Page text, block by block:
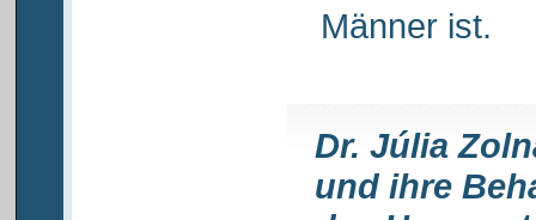
Männer ist.
Dr. Júlia
und ihre